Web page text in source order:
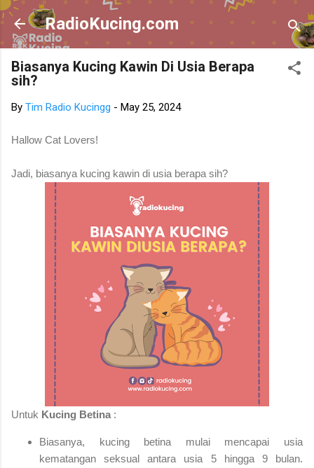
Skip to main content
RadioKucing.com
Biasanya Kucing Kawin Di Usia Berapa
sih?
By Tim Radio Kucingg - May 25, 2024
Hallow Cat Lovers!
Jadi, biasanya kucing kawin di usia berapa sih?
Untuk Kucing Betina :
Biasanya, kucing betina mulai mencapai usia
kematangan seksual antara usia 5 hingga 9 bulan.